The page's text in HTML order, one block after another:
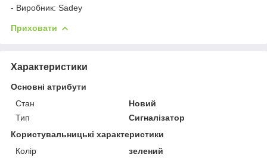
- Виробник: Sadey
Приховати
Характеристики
Основні атрибути
Стан
Новий
Тип
Сигналізатор
Користувальницькі характеристики
Колір
зелений